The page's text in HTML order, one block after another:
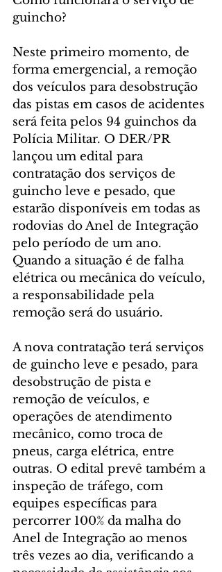
guincho?
Neste primeiro momento, de
forma emergencial, a remoção
dos veículos para desobstrução
das pistas em casos de acidentes
será feita pelos 94 guinchos da
Polícia Militar. O DER/PR
lançou um edital para
contratação dos serviços de
guincho leve e pesado, que
estarão disponíveis em todas as
rodovias do Anel de Integração
pelo período de um ano.
Quando a situação é de falha
elétrica ou mecânica do veículo,
a responsabilidade pela
remoção será do usuário.
A nova contratação terá serviços
de guincho leve e pesado, para
desobstrução de pista e
remoção de veículos, e
operações de atendimento
mecânico, como troca de
pneus, carga elétrica, entre
outras. O edital prevê também a
inspeção de tráfego, com
equipes específicas para
percorrer 100% da malha do
Anel de Integração ao menos
três vezes ao dia, verificando a